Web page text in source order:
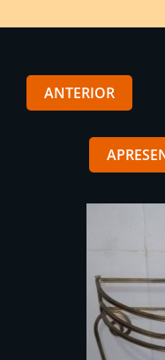
ANTERIOR